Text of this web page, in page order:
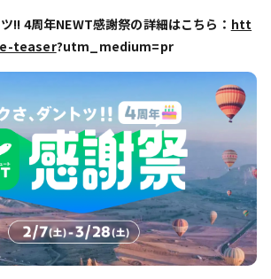
!! 4周年NEWT感謝祭の詳細はこちら： htt
teaser?utm_medium=pr